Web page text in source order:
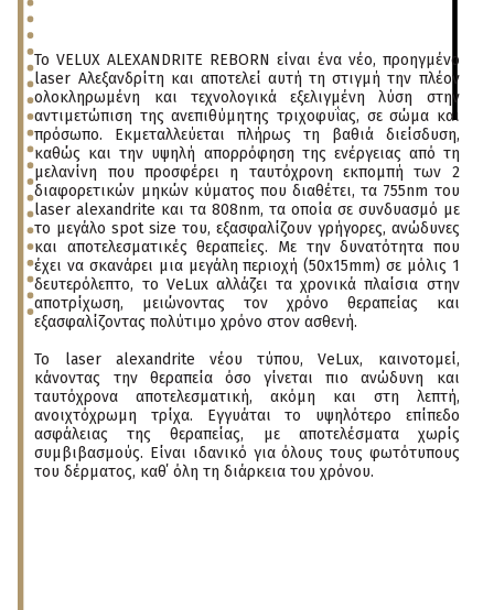
Το VELUX ALEXANDRITE REBORN είναι ένα νέο, προηγμένο
laser Αλεξανδρίτη και αποτελεί αυτή τη στιγμή την πλέον
ολοκληρωμένη και τεχνολογικά εξελιγμένη λύση στην
αντιμετώπιση της ανεπιθύμητης τριχοφυΐας, σε σώμα και
πρόσωπο. Εκμεταλλεύεται πλήρως τη βαθιά διείσδυση,
καθώς και την υψηλή απορρόφηση της ενέργειας από τη
μελανίνη που προσφέρει η ταυτόχρονη εκπομπή των 2
διαφορετικών μηκών κύματος που διαθέτει, τα 755nm του
laser alexandrite και τα 808nm, τα οποία σε συνδυασμό με
το μεγάλο spot size του, εξασφαλίζουν γρήγορες, ανώδυνες
και αποτελεσματικές θεραπείες. Με την δυνατότητα που
έχει να σκανάρει μια μεγάλη περιοχή (50x15mm) σε μόλις 1
δευτερόλεπτο, το VeLux αλλάζει τα χρονικά πλαίσια στην
αποτρίχωση, μειώνοντας τον χρόνο θεραπείας και
εξασφαλίζοντας πολύτιμο χρόνο στον ασθενή.
Το laser alexandrite νέου τύπου, VeLux, καινοτομεί,
κάνοντας την θεραπεία όσο γίνεται πιο ανώδυνη και
ταυτόχρονα αποτελεσματική, ακόμη και στη λεπτή,
ανοιχτόχρωμη τρίχα. Εγγυάται το υψηλότερο επίπεδο
ασφάλειας της θεραπείας, με αποτελέσματα χωρίς
συμβιβασμούς. Είναι ιδανικό για όλους τους φωτότυπους
του δέρματος, καθ΄ όλη τη διάρκεια του χρόνου.